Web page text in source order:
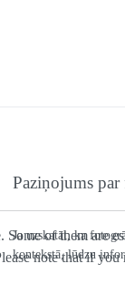
Paziņojums
Ja uzskatāt, ka
kontekstā, lūdzu
Some of them are
note that if